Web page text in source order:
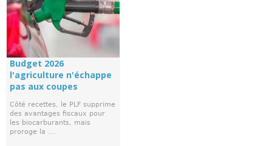
Budget 2026
l'agriculture n'échappe
pas aux coupes
Côté recettes, le PLF supprime
des avantages fiscaux pour
les biocarburants, mais
proroge la ...